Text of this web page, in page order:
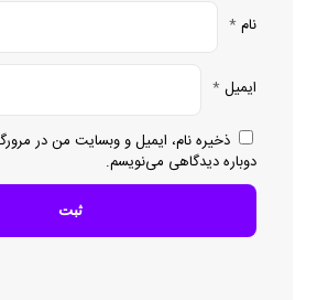
نام *
ایمیل *
ذخیره نام، ایمیل و وبسایت من در
دوباره دیدگاهی می‌نویسم.